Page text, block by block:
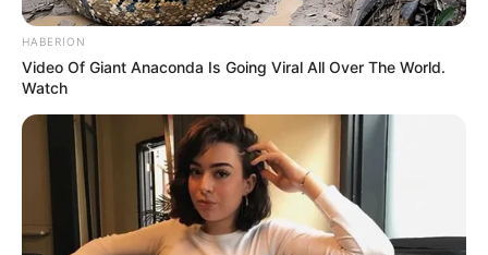
HABERION
Video Of Giant Anaconda Is Going Viral All Over The World.
Watch